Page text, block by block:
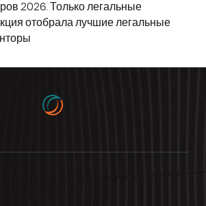
2026. Только легальные
отобрала лучшие легальные